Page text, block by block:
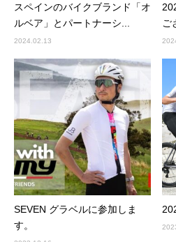
スペインのバイクブランド「オ
ルベア」とパートナーシ...
2024.02.13
ご
SEVEN グラベルに参加しま
す。